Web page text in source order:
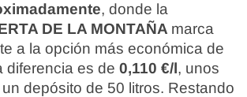
, donde la
DE LA MONTAÑA marca
a la opción más económica de
diferencia es de 0,110 €/l, unos
depósito de 50 litros. Restando